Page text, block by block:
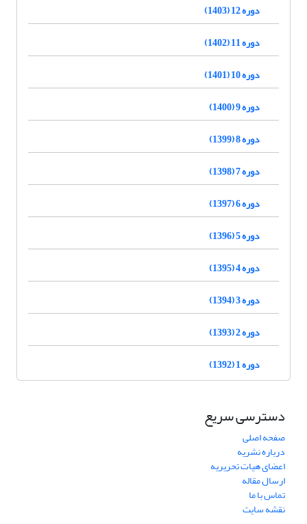
دوره 12 (1403)
دوره 11 (1402)
دوره 10 (1401)
دوره 9 (1400)
دوره 8 (1399)
دوره 7 (1398)
دوره 6 (1397)
دوره 5 (1396)
دوره 4 (1395)
دوره 3 (1394)
دوره 2 (1393)
دوره 1 (1392)
دسترسی سریع
صفحه اصلی
درباره نشریه
اعضای هیات تحریریه
ارسال مقاله
تماس با ما
نقشه سایت